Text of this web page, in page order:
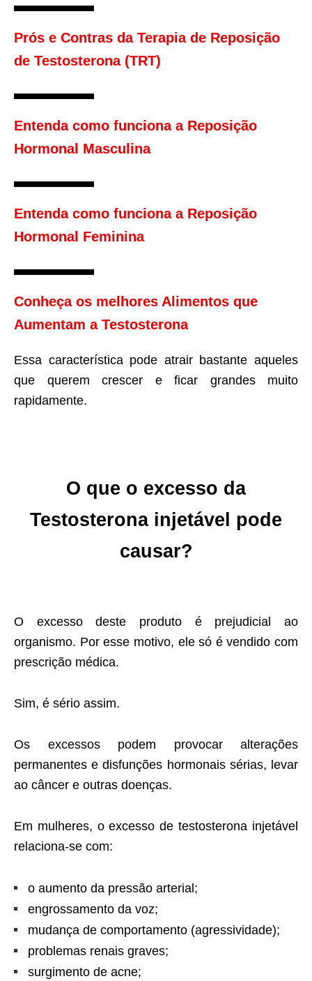
Prós e Contras da Terapia de Reposição
de Testosterona (TRT)
Entenda como funciona a Reposição
Hormonal Masculina
Entenda como funciona a Reposição
Hormonal Feminina
Conheça os melhores Alimentos que
Aumentam a Testosterona
Essa característica pode atrair bastante aqueles
que querem crescer e ficar grandes muito
rapidamente.
O que o excesso da
Testosterona injetável pode
causar?
O excesso deste produto é prejudicial ao
organismo. Por esse motivo, ele só é vendido com
prescrição médica.
Sim, é sério assim.
Os excessos podem provocar alterações
permanentes e disfunções hormonais sérias, levar
ao câncer e outras doenças.
Em mulheres, o excesso de testosterona injetável
relaciona-se com:
o aumento da pressão arterial;
engrossamento da voz;
mudança de comportamento (agressividade);
problemas renais graves;
surgimento de acne;